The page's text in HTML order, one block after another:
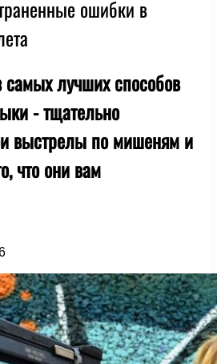
ошибки в
лучших способов
- тщательно
выстрелы по мишеням и
что они вам